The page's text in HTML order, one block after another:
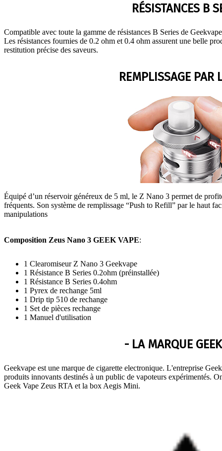
RÉSISTANCES B
Compatible avec toute la gamme de résistances B Series de Geekvape
Les résistances fournies de 0.2 ohm et 0.4 ohm assurent une belle
restitution précise des saveurs.
REMPLISSAGE PAR
Équipé d’un réservoir généreux de 5 ml, le Z Nano 3 permet de
fréquents. Son système de remplissage “Push to Refill” par le haut
manipulations
Composition Zeus Nano 3 GEEK VAPE:
1 Clearomiseur Z Nano 3 Geekvape
1 Résistance B Series 0.2ohm (préinstallée)
1 Résistance B Series 0.4ohm
1 Pyrex de rechange 5ml
1 Drip tip 510 de rechange
1 Set de pièces rechange
1 Manuel d'utilisation
- LA MARQUE
Geekvape est une marque de cigarette electronique. L'entreprise
produits innovants destinés à un public de vapoteurs expérimentés.
Geek Vape Zeus RTA et la box Aegis Mini.